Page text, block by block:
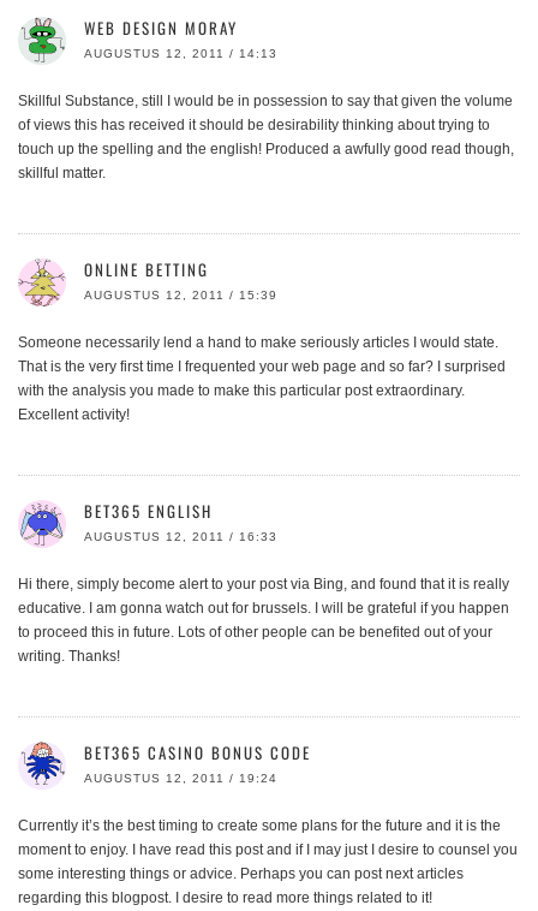
WEB DESIGN MORAY
AUGUSTUS 12, 2011 / 14:13
Skillful Substance, still I would be in possession to say that given the volume
of views this has received it should be desirability thinking about trying to
touch up the spelling and the english! Produced a awfully good read though,
skillful matter.
ONLINE BETTING
AUGUSTUS 12, 2011 / 15:39
Someone necessarily lend a hand to make seriously articles I would state.
That is the very first time I frequented your web page and so far? I surprised
with the analysis you made to make this particular post extraordinary.
Excellent activity!
BET365 ENGLISH
AUGUSTUS 12, 2011 / 16:33
Hi there, simply become alert to your post via Bing, and found that it is really
educative. I am gonna watch out for brussels. I will be grateful if you happen
to proceed this in future. Lots of other people can be benefited out of your
writing. Thanks!
BET365 CASINO BONUS CODE
AUGUSTUS 12, 2011 / 19:24
Currently it’s the best timing to create some plans for the future and it is the
moment to enjoy. I have read this post and if I may just I desire to counsel you
some interesting things or advice. Perhaps you can post next articles
regarding this blogpost. I desire to read more things related to it!